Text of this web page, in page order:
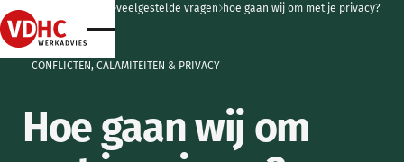
home
home veelgestelde vragen
home hoe gaan wij om met je privacy?
home
CONFLICTEN, CALAMITEITEN & PRIVACY
Hoe gaan wij om